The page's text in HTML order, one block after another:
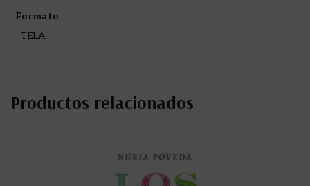
Formato
TELA
Productos relacionados